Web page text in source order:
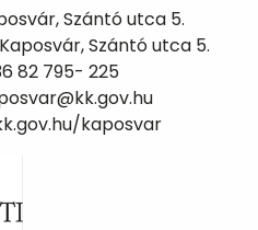
Szántó utca 5.
Szántó utca 5.
82 795- 225
kaposvar